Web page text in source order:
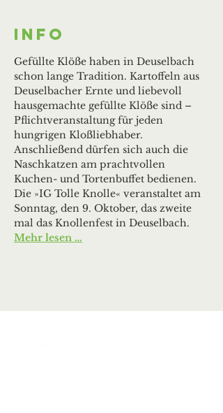
Info
Gefüllte Klöße haben in Deuselbach
schon lange Tradition. Kartoffeln aus
Deuselbacher Ernte und liebevoll
hausgemachte gefüllte Klöße sind –
Pflichtveranstaltung für jeden
hungrigen Kloßliebhaber.
Anschließend dürfen sich auch die
Naschkatzen am prachtvollen
Kuchen- und Tortenbuffet bedienen.
Die »IG Tolle Knolle« veranstaltet am
Sonntag, den 9. Oktober, das zweite
mal das Knollenfest in Deuselbach.
Mehr lesen …